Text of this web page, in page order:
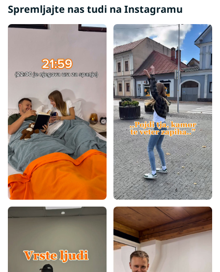
Spremljajte nas tudi na Instagramu